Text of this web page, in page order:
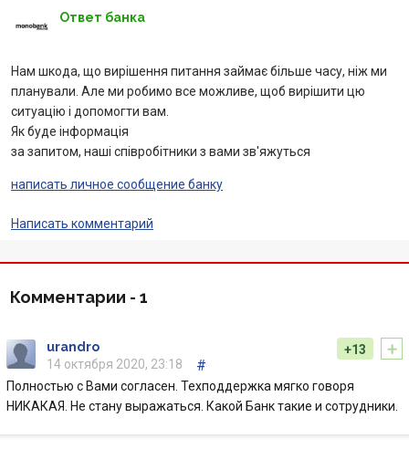
Кредиты
Карты
Точки выдачи
Интернет-банкинг
Счета для бизнеса
Ответ банка
Нам шкода, що вирішення питання займає більше часу, ніж ми
планували. Але ми робимо все можливе, щоб вирішити цю
ситуацію і допомогти вам.
Як буде інформація
за запитом, наші співробітники з вами зв'яжуться
написать личное сообщение банку
Написать комментарий
Комментарии - 1
+
+13
urandro
14 октября 2020, 23:18
#
Полностью с Вами согласен. Техподдержка мягко говоря
НИКАКАЯ. Не стану выражаться. Какой Банк такие и сотрудники.